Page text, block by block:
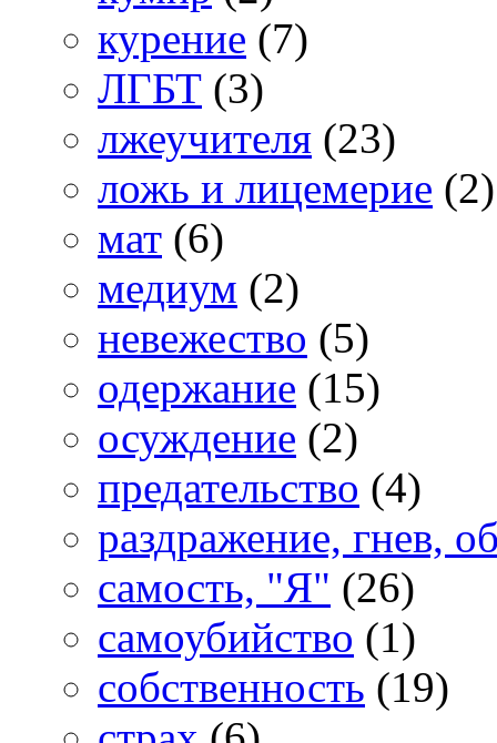
курение (7)
ЛГБТ (3)
лжеучителя (23)
ложь и лицемерие (2)
мат (6)
медиум (2)
невежество (5)
одержание (15)
осуждение (2)
предательство (4)
раздражение, гнев,
самость, "Я" (26)
самоубийство (1)
собственность (19)